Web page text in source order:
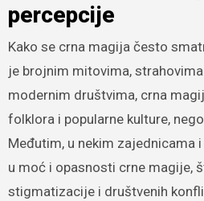
percepcije
Kako se crna magija često
je brojnim mitovima,
modernim društvima, crna
folklora i popularne kulture,
Međutim, u nekim zajednicama
u moć i opasnosti crne magije,
stigmatizacije i društvenih